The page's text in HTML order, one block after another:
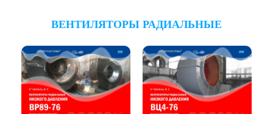
ВЕНТИЛЯТОРЫ РАДИАЛЬНЫЕ